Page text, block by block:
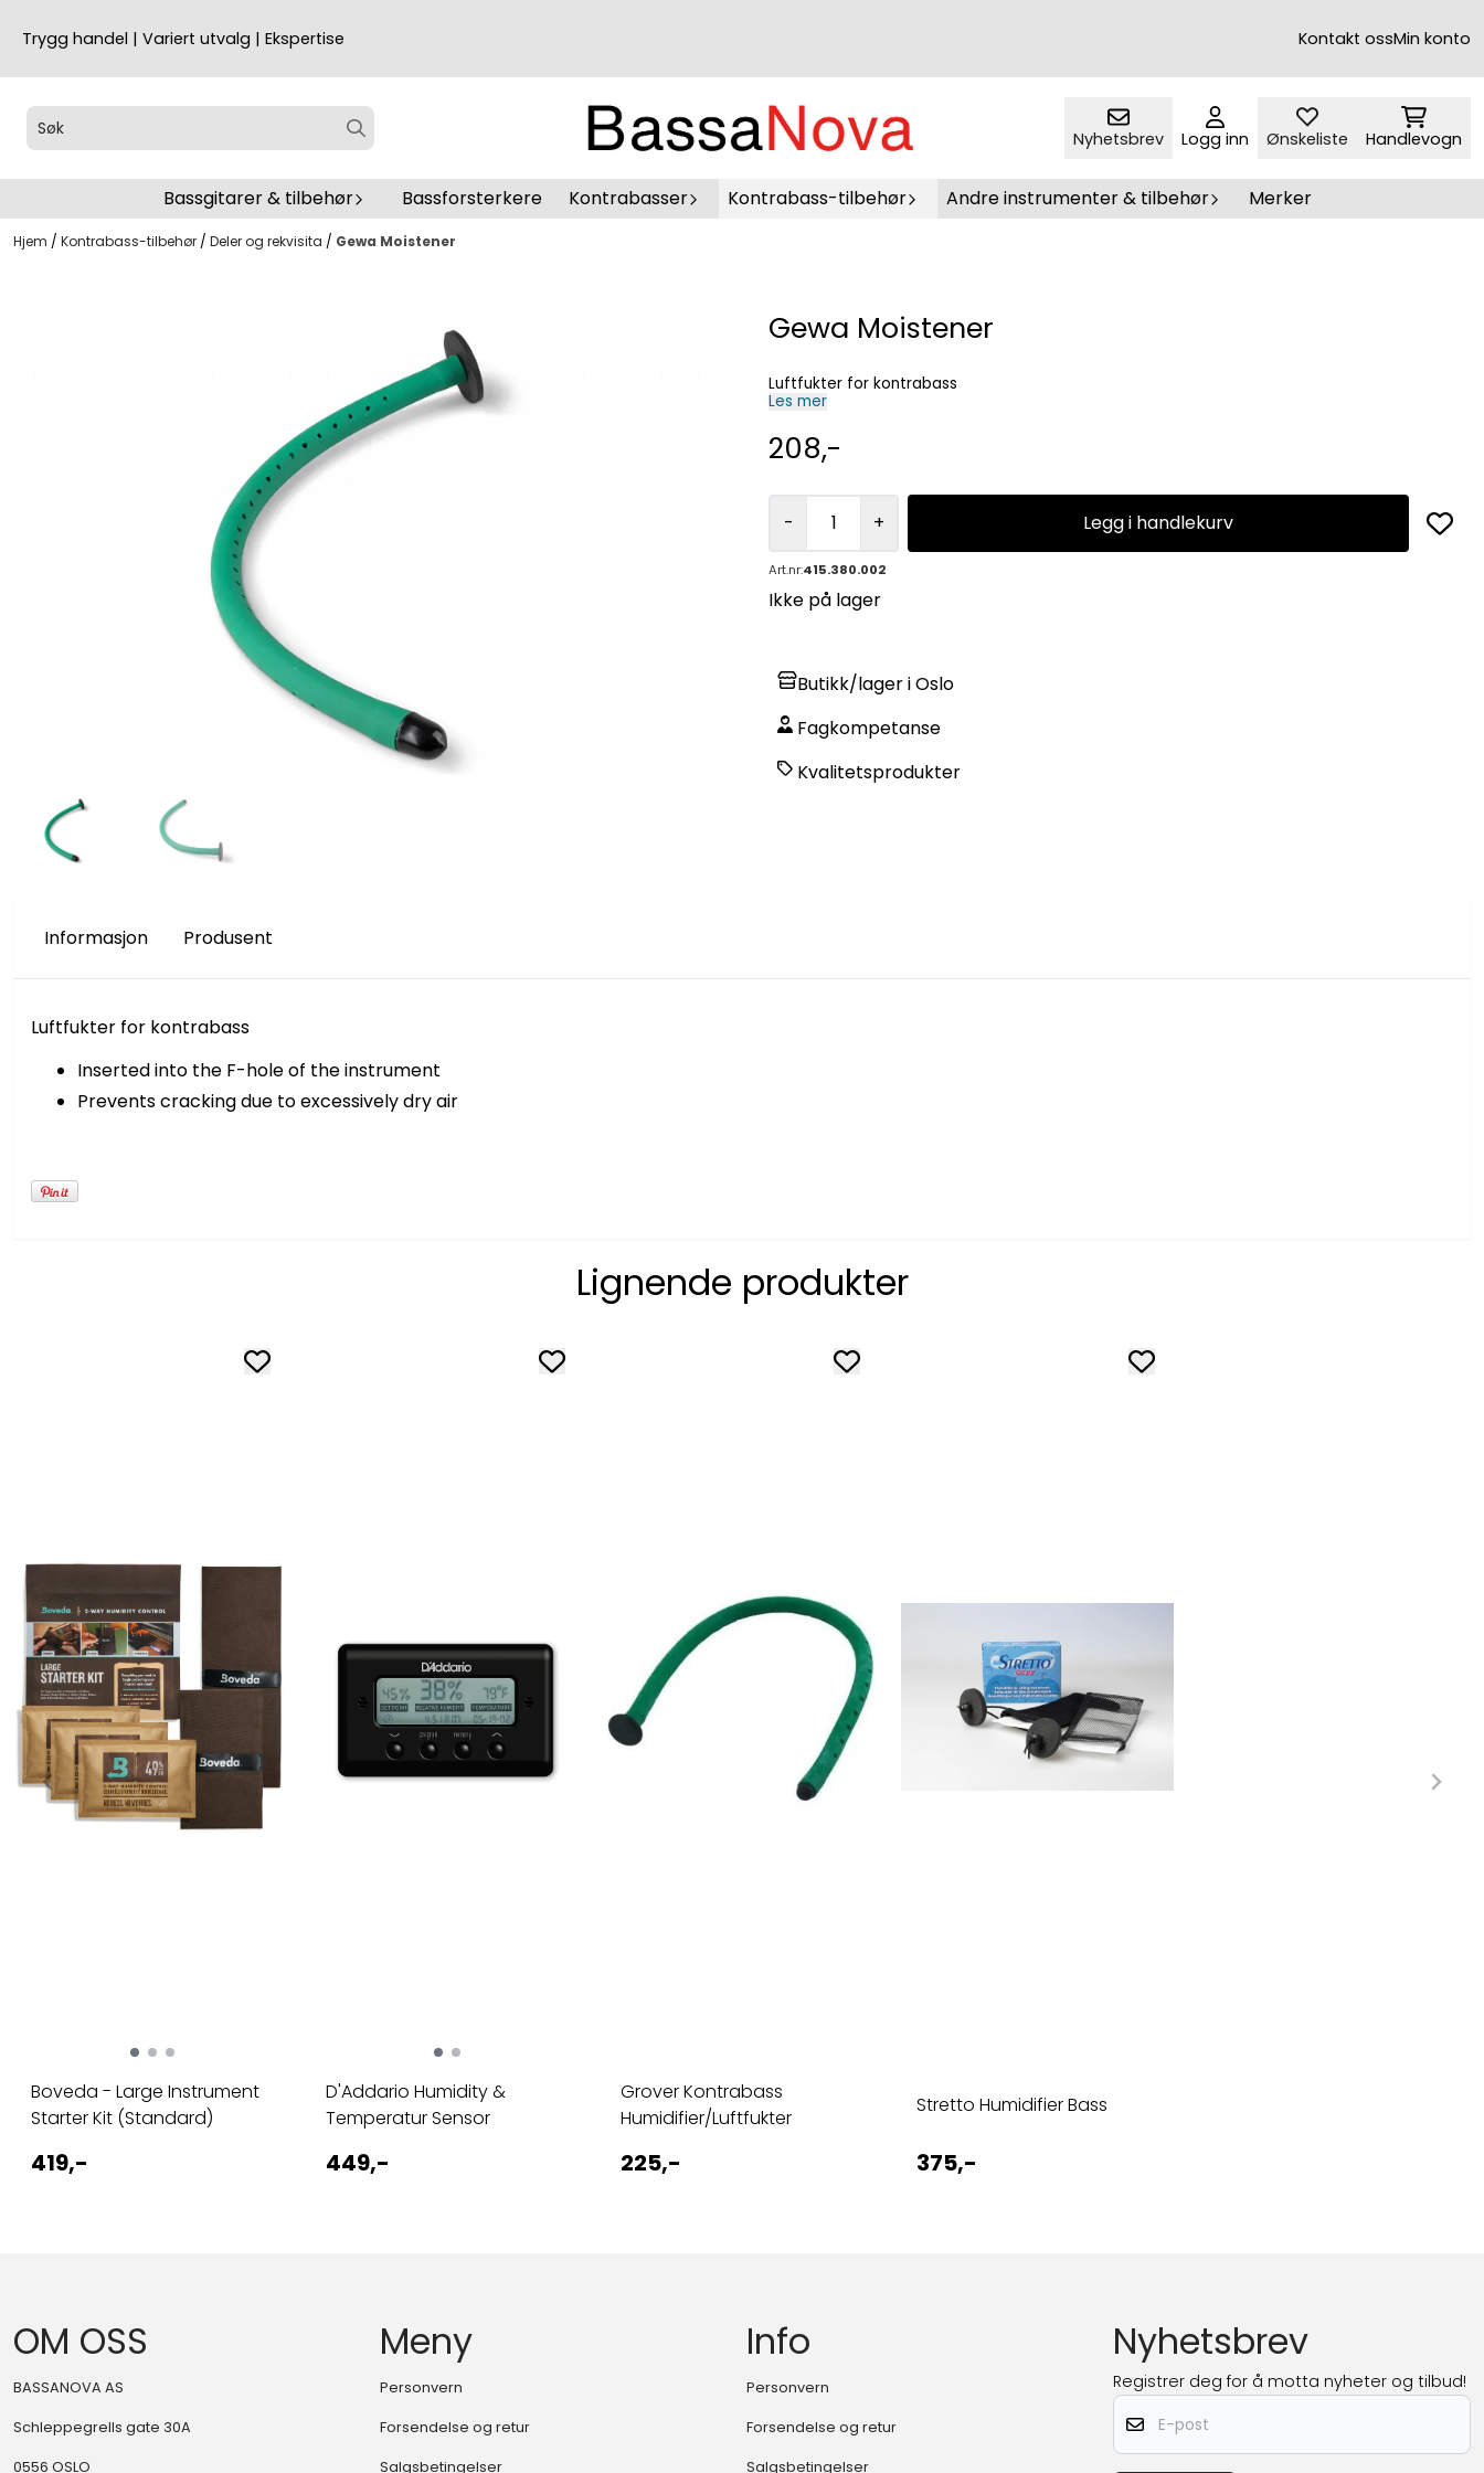
Trygg handel | Variert utvalg | Ekspertise Kontakt ossMin konto
Nyhetsbrev Logg inn Ønskeliste Handlevogn
Bassgitarer & tilbehør Bassforsterkere Kontrabasser Kontrabass-tilbehør Andre instrumenter & tilbehør Merker
Hjem / Kontrabass-tilbehør / Deler og rekvisita / Gewa Moistener
Gewa Moistener
Luftfukter for kontrabass
Les mer
208,-
- + Legg i handlekurv
Art.nr:415.380.002
Ikke på lager
Butikk/lager i Oslo
Fagkompetanse
Kvalitetsprodukter
Informasjon Produsent
Luftfukter for kontrabass
Inserted into the F-hole of the instrument
Prevents cracking due to excessively dry air
Lignende produkter
Boveda - Large Instrument
Starter Kit (Standard)
419,-
D'Addario Humidity &
Temperatur Sensor
449,-
Grover Kontrabass
Humidifier/Luftfukter
225,-
På lager
Stretto Humidifier Bass
375,-
OM OSS
BASSANOVA AS
Schleppegrells gate 30A
0556 OSLO
Meny
Personvern
Forsendelse og retur
Salgsbetingelser
Info
Personvern
Forsendelse og retur
Salgsbetingelser
Nyhetsbrev
Registrer deg for å motta nyheter og tilbud!
E-post